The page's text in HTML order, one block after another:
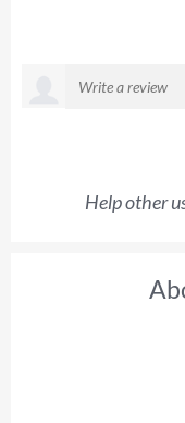
Help other